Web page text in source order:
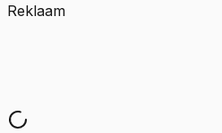
Reklaam